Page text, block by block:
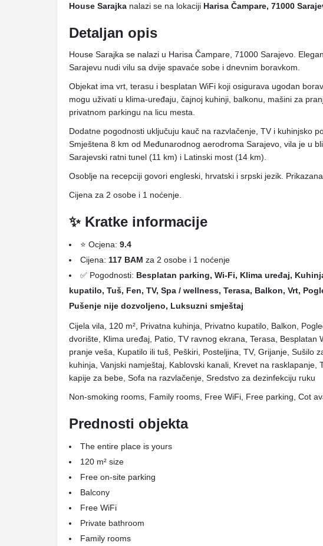
House Sarajka nalazi se na lokaciji Harisa Čampare, 71000
Detaljan opis
House Sarajka se nalazi u Harisa Čampare, 71000 Sarajevo.
Sarajevu nudi vilu sa dvije spavaće sobe i dnevnim boravkom.
Objekat ima vrt, terasu i besplatan WiFi koji osigurava ugodan
mogu uživati ​​u klima-uređaju, čajnoj kuhinji, balkonu, mašini za
privatnom parkingu na licu mesta.
Dodatne pogodnosti uključuju kauč na razvlačenje, TV i kuhinjsko
Smještena 8 km od Međunarodnog aerodroma Sarajevo, vila je u
Sarajevski ratni tunel (11 km) i Latinski most (14 km).
Osoblje na recepciji govori engleski, hrvatski i srpski jezik.
Cijena za 2 osobe i 1 noćenje.
✨ Kratke informacije
⭐ Ocjena: 9.4
Cijena: 117 BAM za 2 osobe i 1 noćenje
✅ Pogodnosti: Besplatan parking, Wi-Fi, Klima uređaj,
kupatilo, Tuš, Fen, TV, Spa / wellness, Terasa, Balkon, Vrt,
Pušenje nije dozvoljeno, Luksuzni smještaj
Cijela vila, 120 m², Privatna kuhinja, Privatno kupatilo, Balkon,
dvorište, Klima uređaj, Patio, TV ravnog ekrana, Terasa, Besplatan
pranje veša, Kupatilo ili tuš, Peškiri, Posteljina, TV, Grijanje, Sušilo
kuhinja, Vanjski namještaj, Kablovski kanali, Krevet na rasklapanje,
kapije za bebe, Sofa na razvlačenje, Sredstvo za dezinfekciju ruku
Non-smoking rooms, Family rooms, Free WiFi, Free parking, Cot
Prednosti objekta
The entire place is yours
120 m² size
Free on-site parking
Balcony
Free WiFi
Private bathroom
Family rooms